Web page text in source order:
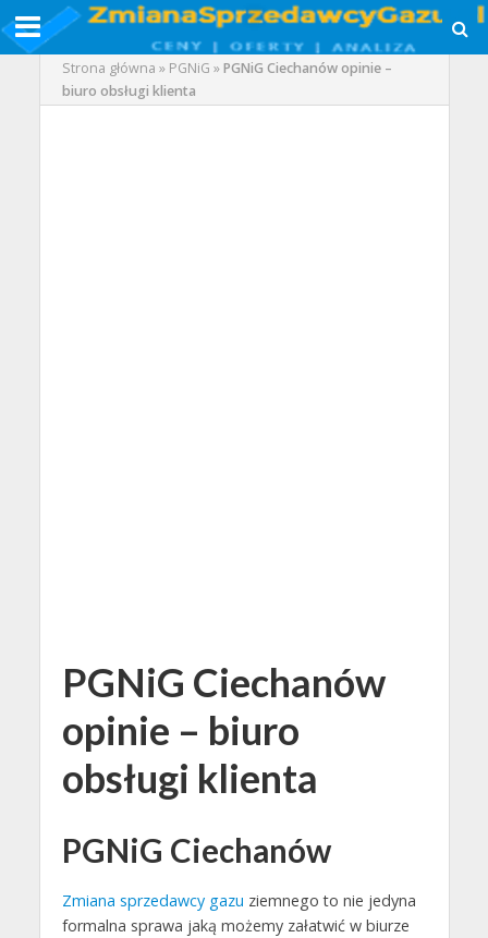
Strona główna » PGNiG »PGNiG Ciechanów opinie –
biuro obsługi klienta
PGNiG Ciechanów
opinie – biuro
obsługi klienta
PGNiG Ciechanów
Zmiana sprzedawcy gazu ziemnego to nie jedyna
formalna sprawa jaką możemy załatwić w biurze